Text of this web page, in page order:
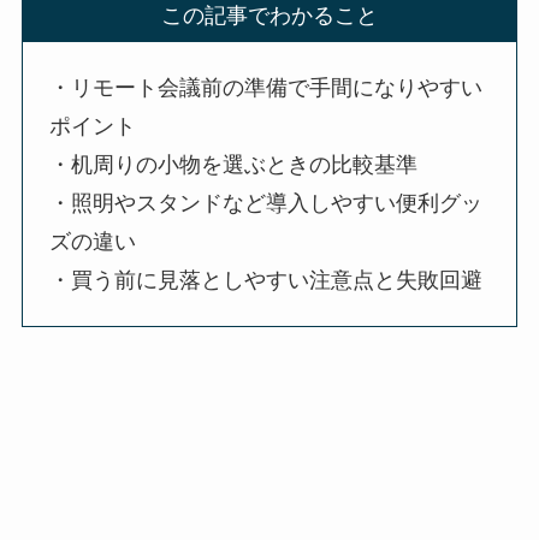
この記事でわかること
・リモート会議前の準備で手間になりやすい
ポイント
・机周りの小物を選ぶときの比較基準
・照明やスタンドなど導入しやすい便利グッ
ズの違い
・買う前に見落としやすい注意点と失敗回避